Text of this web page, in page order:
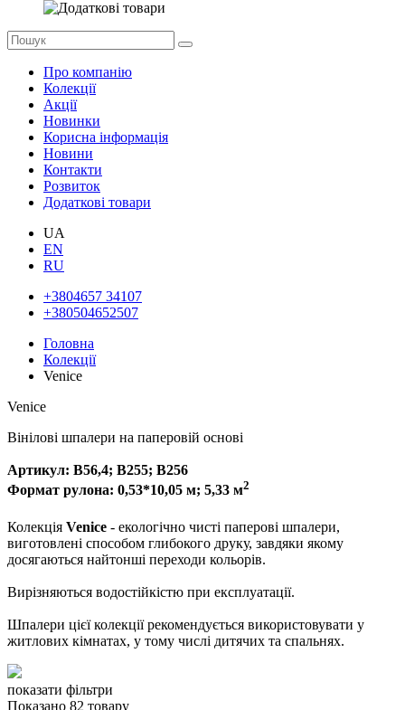
Про компанію
Колекції
Акції
Новинки
Корисна інформація
Новини
Контакти
Розвиток
Додаткові товари
UA
EN
RU
+3804657 34107
+380504652507
Головна
Колекції
Venice
Venice
Вінілові шпалери на паперовій основі
Артикул: В56,4; В255; В256
Формат рулона: 0,53*10,05 м; 5,33 м2
Колекція Venice - екологічно чисті паперові шпалери,
виготовлені способом глибокого друку, завдяки якому
досягаються найтонші переходи кольорів.
Вирізняються водостійкістю при експлуатації.
Шпалери цієї колекції рекомендується використовувати у
житлових кімнатах, у тому числі дитячих та спальнях.
показати фільтри
Показано 82 товару